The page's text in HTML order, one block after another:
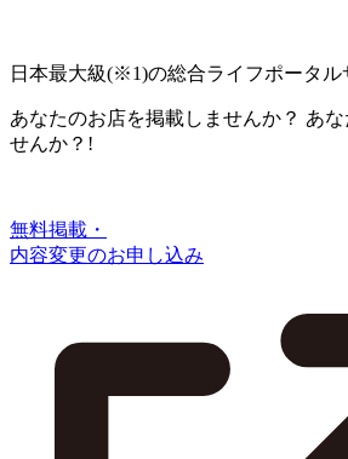
日本最大級(※1)の総合ライフポータル
あなたのお店を掲載しませんか？ あ
せんか？!
無料掲載・
内容変更のお申し込み